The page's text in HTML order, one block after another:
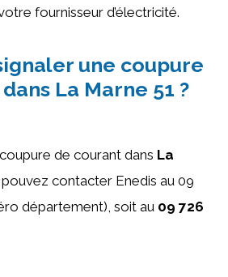
fournisseur d’électricité.
une coupure
La Marne 51 ?
de courant dans La
pouvez contacter Enedis au 09
département), soit au 09 726